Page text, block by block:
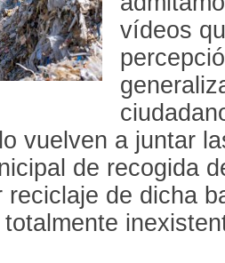
vídeos
vuelven a juntar
de recogida
reciclaje de dicha